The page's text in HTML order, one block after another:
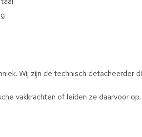
Wij zijn dé technisch detacheerder
vakkrachten of leiden ze daarvoor